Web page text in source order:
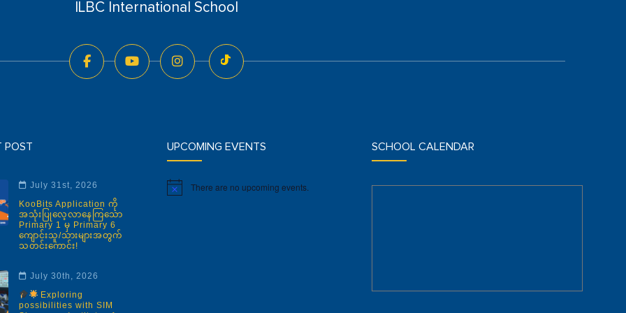
ILBC International School
POST
July 31st, 2026
KooBits Application ကို
အသုံးပြုလေ့လာနေကြသော
Primary 1 မှ Primary 6
ကျောင်းသူ/သားများအတွက်
သတင်းကောင်း!
July 30th, 2026
Exploring
possibilities with SIM
UPCOMING EVENTS
Notice There are no upcoming events.
SCHOOL CALENDAR